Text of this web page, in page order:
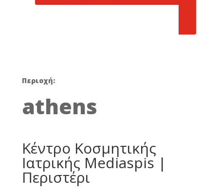
Περιοχή:
athens
Κέντρο Κοσμητικής
Ιατρικής Mediaspis |
Περιστέρι